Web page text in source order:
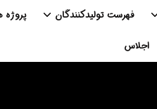
فهرست تولیدکنندگان پروژه
اجلاس